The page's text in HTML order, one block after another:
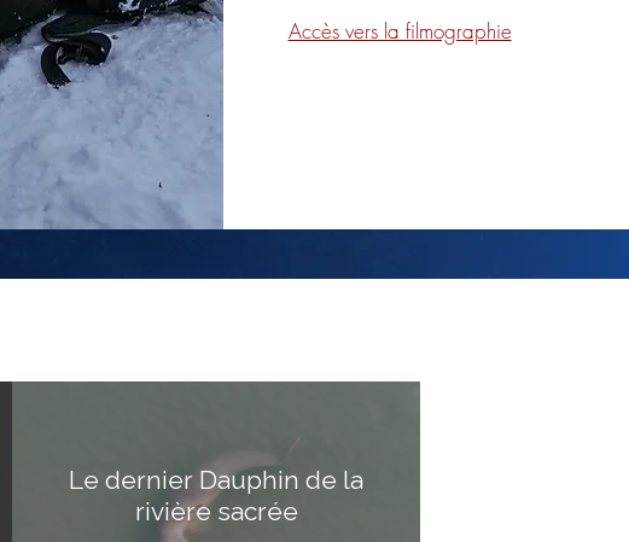
Accès vers la filmographie
Le dernier Dauphin de la
rivière sacrée